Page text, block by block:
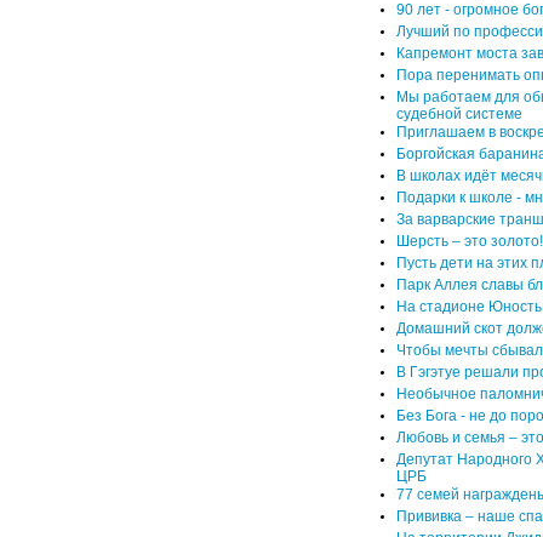
90 лет - огромное
Лучший по
Капремонт моста
Пора перенимать
Мы работаем для
судебной системе
Приглашаем в
Боргойская
В школах идёт
Подарки к школе -
За варварские
Шерсть – это
Пусть дети на этих
Парк Аллея славы
На стадионе
Домашний скот
Чтобы мечты
В Гэгэтуе решали
Необычное
Без Бога - не до
Любовь и семья –
Депутат Народного
ЦРБ
77 семей
Прививка – наше